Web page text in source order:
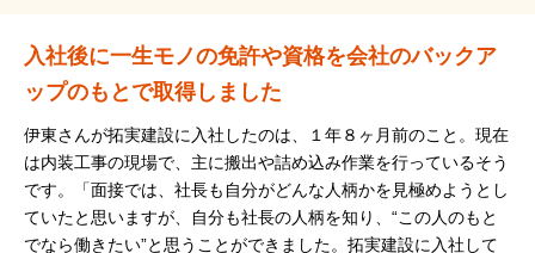
入社後に一生モノの免許や資格を会社のバックア
ップのもとで取得しました
伊東さんが拓実建設に入社したのは、１年８ヶ月前のこと。現在
は内装工事の現場で、主に搬出や詰め込み作業を行っているそう
です。「面接では、社長も自分がどんな人柄かを見極めようとし
ていたと思いますが、自分も社長の人柄を知り、“この人のもと
でなら働きたい”と思うことができました。拓実建設に入社して